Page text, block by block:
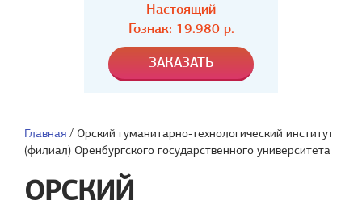
Настоящий
Гознак: 19.980 р.
Главная / Орский гуманитарно-технологический институт
(филиал) Оренбургского государственного университета
ОРСКИЙ